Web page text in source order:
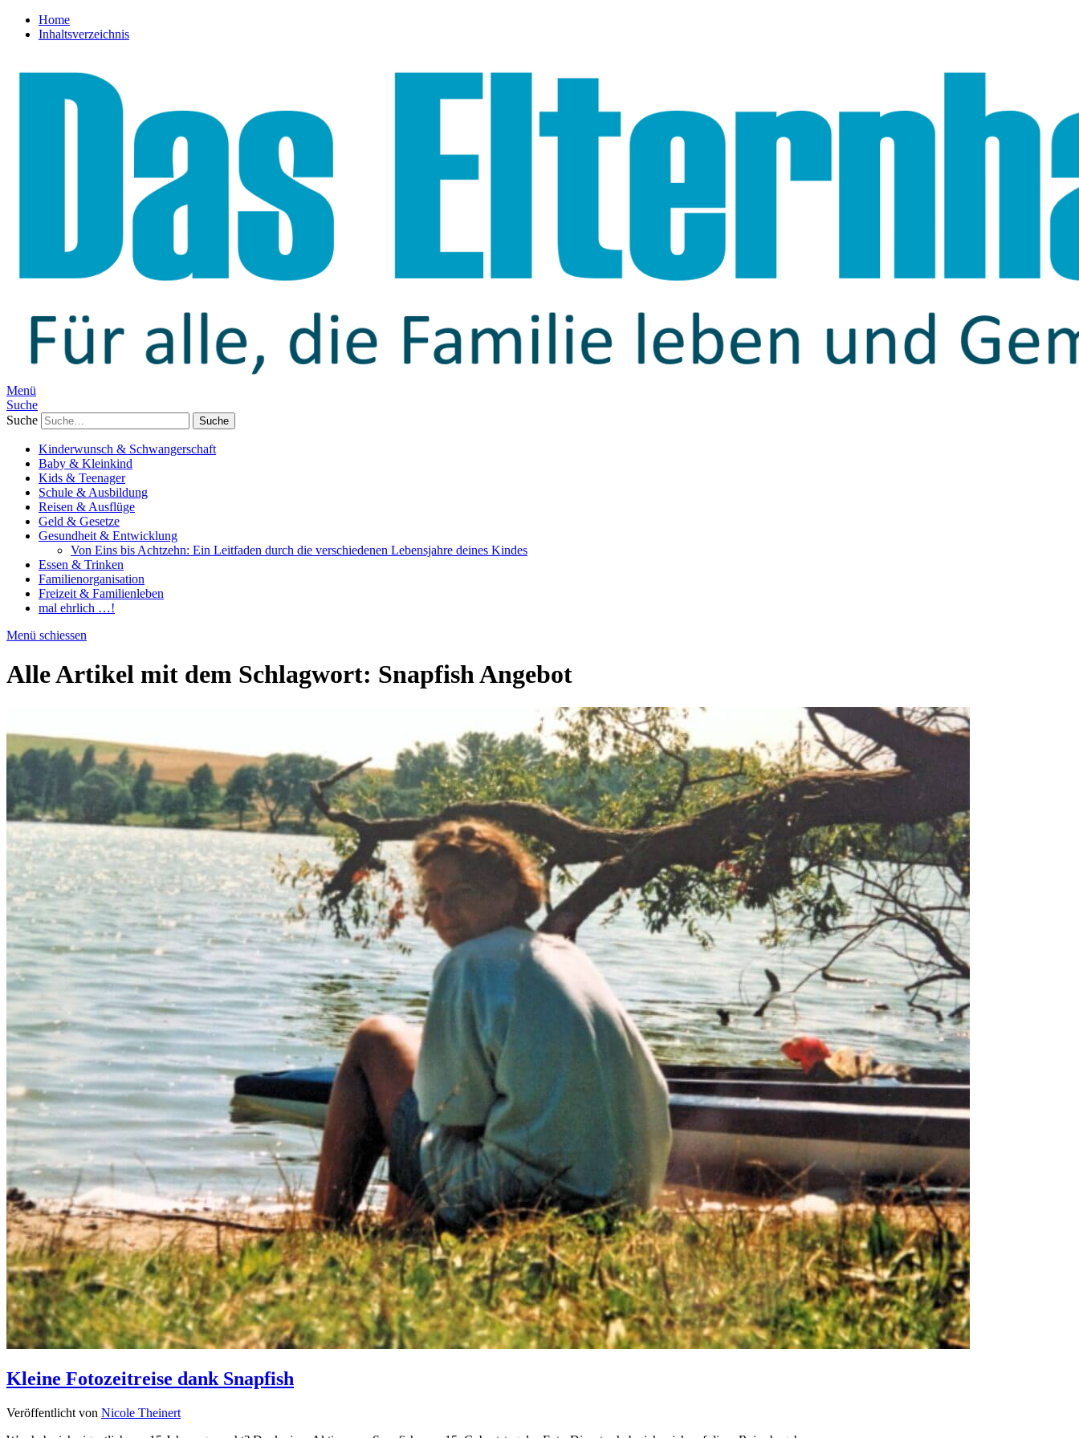
Home
Inhaltsverzeichnis
Menü
Suche
Suche
Kinderwunsch & Schwangerschaft
Baby & Kleinkind
Kids & Teenager
Schule & Ausbildung
Reisen & Ausflüge
Geld & Gesetze
Gesundheit & Entwicklung
Von Eins bis Achtzehn: Ein Leitfaden durch die verschiedenen Lebensjahre deines Kindes
Essen & Trinken
Familienorganisation
Freizeit & Familienleben
mal ehrlich …!
Menü schiessen
Alle Artikel mit dem Schlagwort: Snapfish Angebot
Kleine Fotozeitreise dank Snapfish
Veröffentlicht von Nicole Theinert